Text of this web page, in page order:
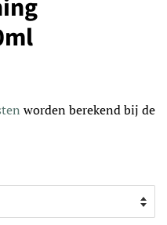
worden berekend bij de